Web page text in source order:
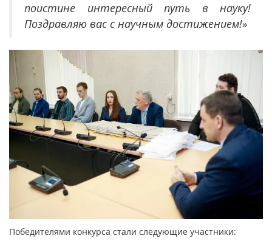
поистине интересный путь в науку!
Поздравляю вас с научным достижением!»
Победителями конкурса стали следующие участники: